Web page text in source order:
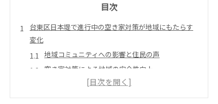
目次
台東区日本堤で進行中の空き家対策が地域にもたらす
変化
地域コミュニティへの影響と住民の声
空き家対策による地域の安全性向上
観光資源としての空き家活用の可能性
住民参加型のプロジェクト事例紹介